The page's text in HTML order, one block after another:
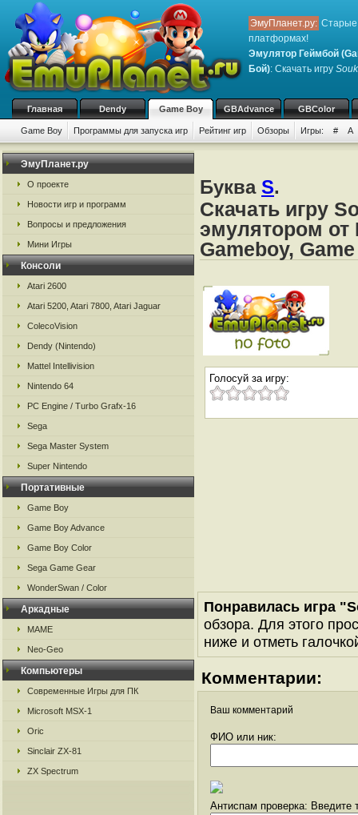
ЭмуПланет.ру: Старые
платформах!
Эмулятор Геймбой
Бой): Скачать игру
Главная Dendy Game Boy GBAdvance GBColor
Game Boy Программы для запуска игр Рейтинг игр Обзоры Игры: # A
ЭмуПланет.ру
О проекте
Новости игр и программ
Вопросы и предложения
Мини Игры
Консоли
Atari 2600
Atari 5200, Atari 7800, Atari Jaguar
ColecoVision
Dendy (Nintendo)
Mattel Intellivision
Nintendo 64
PC Engine / Turbo Grafx-16
Sega
Sega Master System
Super Nintendo
Портативные
Game Boy
Game Boy Advance
Game Boy Color
Sega Game Gear
WonderSwan / Color
Аркадные
MAME
Neo-Geo
Компьютеры
Современные Игры для ПК
Microsoft MSX-1
Oric
Sinclair ZX-81
ZX Spectrum
Буква S.
Скачать игру
эмулятором от
Gameboy,
Голосуй за игру:
Понравилась игра
обзора. Для этого
ниже и отметь
Комментарии:
Ваш комментарий
ФИО или ник:
Антиспам проверка: Введите